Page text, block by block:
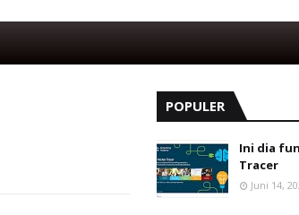
POPULER
Ini dia
Tracer
Juni 14,